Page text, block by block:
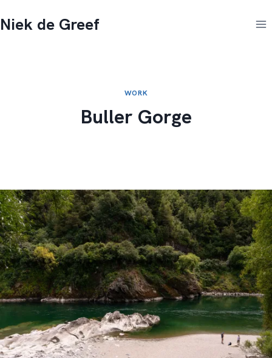
naar
Niek de Greef
WORK
Buller Gorge